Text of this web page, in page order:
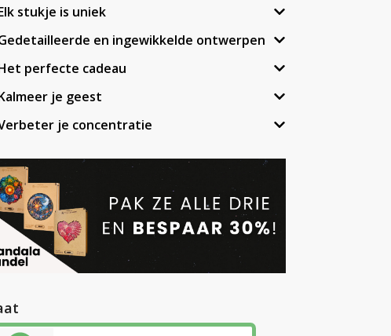
stukje is uniek
en ingewikkelde ontwerpen
perfecte cadeau
je geest
je concentratie